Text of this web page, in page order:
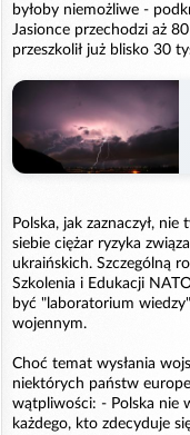
byłoby niemożliwe -
Jasionce przechodzi aż
przeszkolił już blisko 30
Polska, jak zaznaczył,
siebie ciężar ryzyka
ukraińskich. Szczególną
Szkolenia i Edukacji
być "laboratorium
wojennym.
Choć temat wysłania
niektórych państw
wątpliwości: - Polska nie
każdego, kto zdecyduje